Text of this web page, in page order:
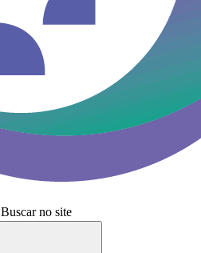
Buscar no site